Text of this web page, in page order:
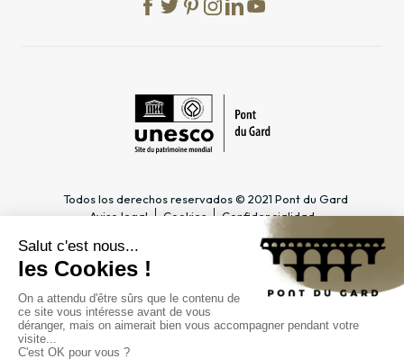
Todos los derechos reservados © 2021 Pont du Gard
Aviso legal
Cookies Confidencialidad
INFORMACIÓN PRÁCTICA
Horario
Acceso
Precios y abonos
Contacto
ESPACIOS DEDICADOS
Profesional del turismo &
Docente & Escolar